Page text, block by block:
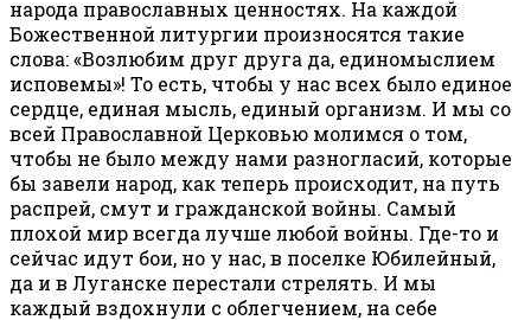
народа православных ценностях. На каждой
Божественной литургии произносятся такие
слова: «Возлюбим друг друга да, единомыслием
исповемы»! То есть, чтобы у нас всех было единое
сердце, единая мысль, единый организм. И мы со
всей Православной Церковью молимся о том,
чтобы не было между нами разногласий, которые
бы завели народ, как теперь происходит, на путь
распрей, смут и гражданской войны. Самый
плохой мир всегда лучше любой войны. Где-то и
сейчас идут бои, но у нас, в поселке Юбилейный,
да и в Луганске перестали стрелять. И мы
каждый вздохнули с облегчением, на себе